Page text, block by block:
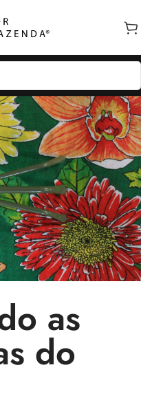
as
do